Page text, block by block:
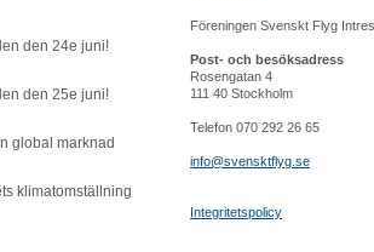
den 24e juni!
den 25e juni!
global marknad
klimatomställning
Föreningen Svenskt Flyg
Post- och besöksadress
Rosengatan 4
111 40 Stockholm
Telefon 070 292 26 65
info@svensktflyg.se
Integritetspolicy